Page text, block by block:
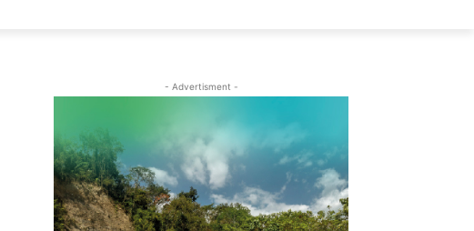
- Advertisment -